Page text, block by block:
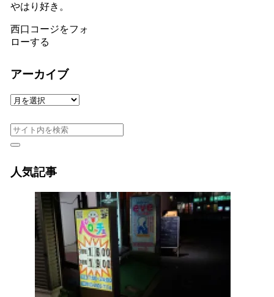
やはり好き。
西口コージをフォ
ローする
アーカイブ
ア
カ
イ
人気記事